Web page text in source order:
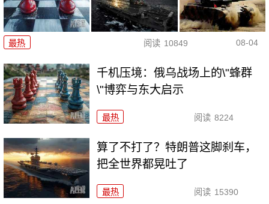
最热 阅读 10849 08-04
千机压境：俄乌战场上的\"蜂群
\"博弈与东大启示
最热 阅读 8224
算了不打了？特朗普这脚刹车，
把全世界都晃吐了
最热 阅读 15390